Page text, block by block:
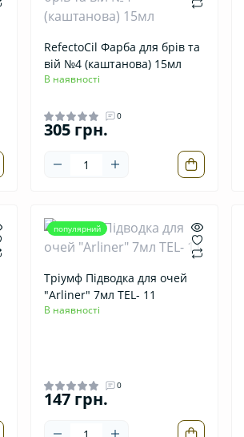
RefectoCil Фарба для брів та
вій №4 (каштанова) 15мл
В наявності
0
305 грн.
популярний
Тріумф Підводка для очей
"Arliner" 7мл ТЕL- 11
В наявності
0
147 грн.